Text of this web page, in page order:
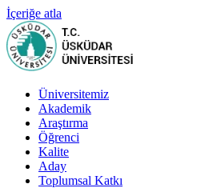
İçeriğe atla
Üniversitemiz
Akademik
Araştırma
Öğrenci
Kalite
Aday
Toplumsal Katkı